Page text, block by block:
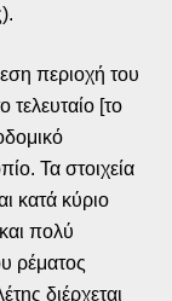
περιοχή του
τελευταίο [το
Τα στοιχεία
κατά κύριο
πολύ
ρέματος
διέρχεται